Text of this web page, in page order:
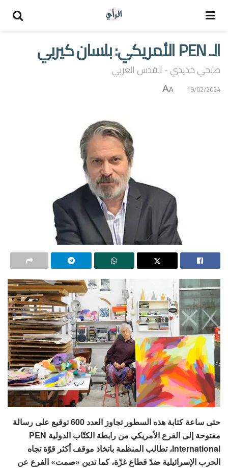
الـ PEN الأمريكي: بلسان كيربي
صبحي حديدي - القدس العربي
19/02/2024
A
A
حتى ساعة كتابة هذه السطور تجاوز العدد 600 توقيع على رسالة
مفتوحة إلى الفرع الأمريكي من رابطة الكتّاب الدولية PEN
International، تطالب المنظمة باتخاذ موقف أكثر قوّة تجاه
الحرب الإسرائيلية ضدّ قطاع غزّة، كما تدين «صمت» الفرع عن